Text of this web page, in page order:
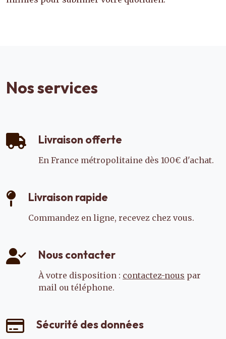
Nos services
Livraison offerte
En France métropolitaine dès 100€ d'achat.
Livraison rapide
Commandez en ligne, recevez chez vous.
Nous contacter
À votre disposition : contactez-nous par
mail ou téléphone.
Sécurité des données